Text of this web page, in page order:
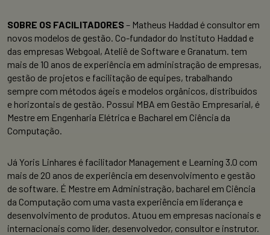
SOBRE OS FACILITADORES– Matheus Haddad é consultor em
novos modelos de gestão. Co-fundador do Instituto Haddad e
das empresas Webgoal, Ateliê de Software e Granatum. tem
mais de 10 anos de experiência em administração de empresas,
gestão de projetos e facilitação de equipes, trabalhando
sempre com métodos ágeis e modelos orgânicos, distribuídos
e horizontais de gestão. Possui MBA em Gestão Empresarial, é
Mestre em Engenharia Elétrica e Bacharel em Ciência da
Computação.
Já Yoris Linhares é facilitador Management e Learning 3.0 com
mais de 20 anos de experiência em desenvolvimento e gestão
de software. É Mestre em Administração, bacharel em Ciência
da Computação com uma vasta experiência em liderança e
desenvolvimento de produtos. Atuou em empresas nacionais e
internacionais como líder, desenvolvedor, consultor e instrutor.